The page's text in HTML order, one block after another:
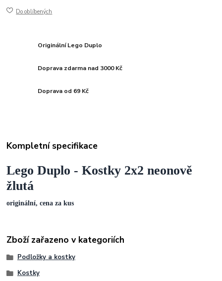
Do oblíbených
Originální Lego Duplo
Doprava zdarma nad 3000 Kč
Doprava od 69 Kč
Kompletní specifikace
Lego Duplo - Kostky 2x2 neonově
žlutá
originální, cena za kus
Zboží zařazeno v kategoriích
Podložky a kostky
Kostky